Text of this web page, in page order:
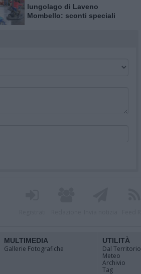
lungolago di Laveno
Mombello: sconti speciali
MULTIMEDIA
Gallerie Fotografiche
UTILITÀ
Dal Territorio
Meteo
Archivio
Tag